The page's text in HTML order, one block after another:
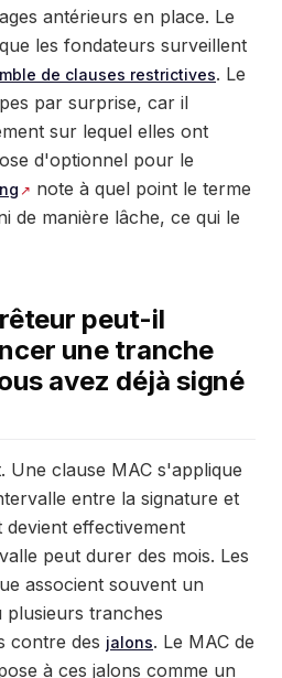
antérieurs en place. Le
les fondateurs surveillent
de clauses restrictives. Le
par surprise, car il
sur lequel elles ont
d'optionnel pour le
note à quel point le terme
de manière lâche, ce qui le
peut-il
une tranche
avez déjà signé
Une clause MAC s'applique
entre la signature et
effectivement
peut durer des mois. Les
associent souvent un
plusieurs tranches
contre des jalons. Le MAC de
à ces jalons comme un